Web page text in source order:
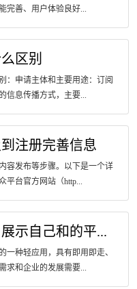
完善、用户体验良好...
区别
：申请主体和主要用途：订阅
信息传播方式，主要...
注册完善信息
容发布等步骤。以下是一个详
平台官方网站（http...
示自己和的平...
一种轻应用，具有即用即走、
求和企业的发展需要...